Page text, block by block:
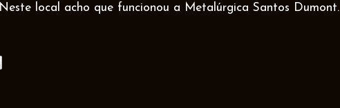
Neste local acho que funcionou a Metalúrgica Santos Dumont.